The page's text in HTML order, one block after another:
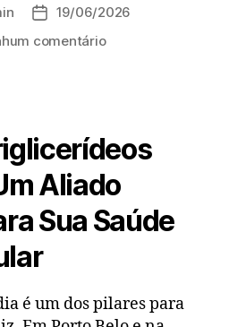
19/06/2026
comentário
Aliado
Sua Saúde
é um dos pilares para